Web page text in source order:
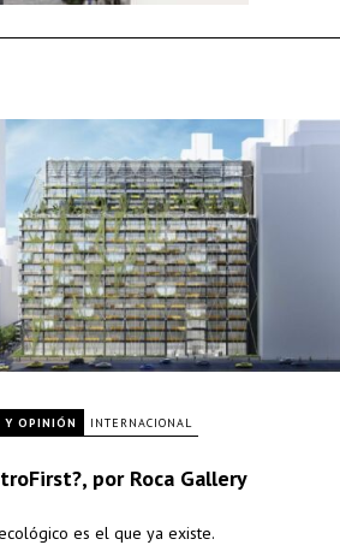
Y OPINIÓN INTERNACIONAL
por Roca Gallery
es el que ya existe.